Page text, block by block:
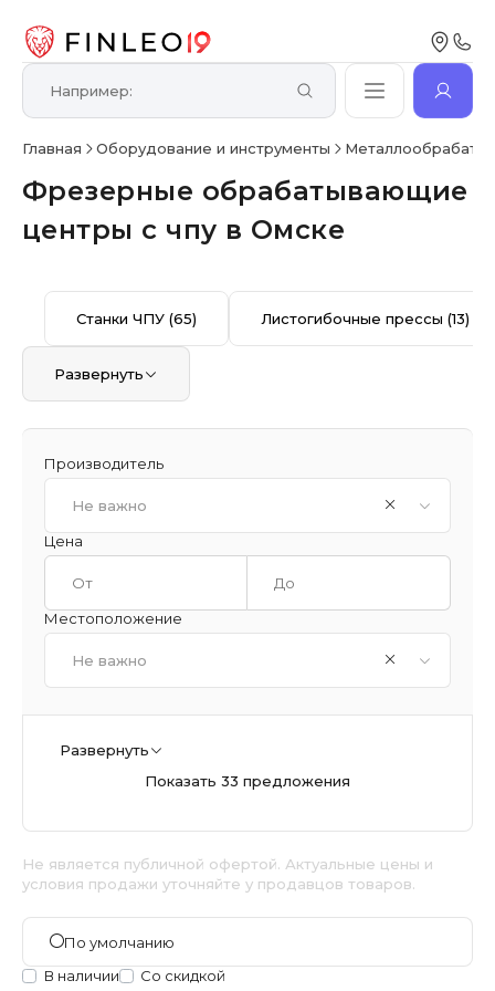
Главная Оборудование и инструменты
Фрезерные обрабатывающие
центры с чпу в Омске
Станки ЧПУ(65) Листогибочные прессы(13)
Развернуть
Производитель
Не важно
Цена
Местоположение
Не важно
Развернуть
Показать 33 предложения
Не является публичной офертой. Актуальные цены и
условия продажи уточняйте у продавцов товаров.
По умолчанию
В наличии
Со скидкой